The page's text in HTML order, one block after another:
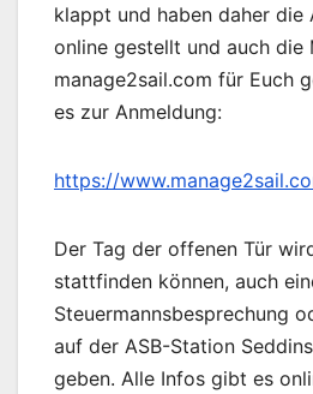
klappt und haben daher die
online gestellt und auch die
manage2sail.com für Euch
es zur Anmeldung:
https://
Der Tag der offenen Tür
stattfinden können, auch
Steuermannsbesprechung
auf der ASB-Station
geben. Alle Infos gibt es